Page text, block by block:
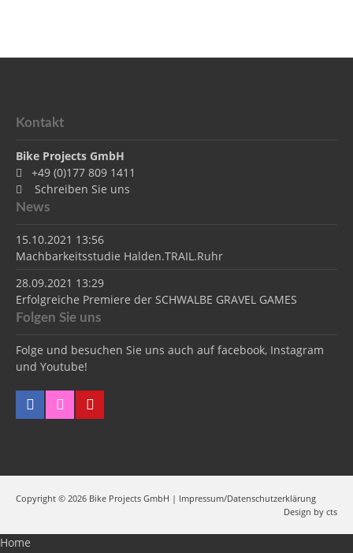
Kontakt
Bike Projects GmbH
+49 (0)177 809 1411
Schreiben Sie uns
News
15.10.2021 13:56
Machbarkeitsstudie Halden.TRAIL.Ruhr
28.09.2021 13:29
Erfolgreiche Premiere der SCHWALBE GRAVEL GAMES
Folgen Sie uns
Folge und besuchen Sie uns auch auf facebook, Instagram
und Youtube!
Copyright © 2026 Bike Projects GmbH | Impressum/Datenschutzerklärung
Design by cts
Home